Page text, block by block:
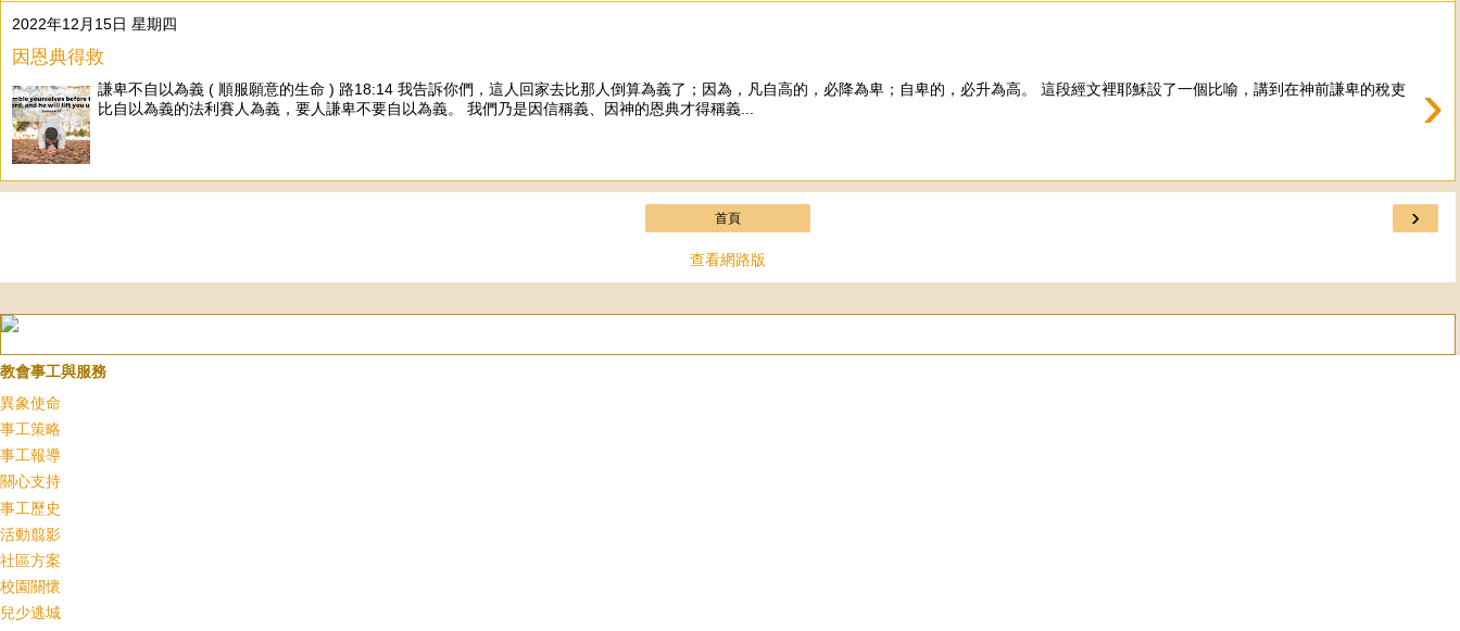
2022年12月15日 星期四
因恩典得救
›
謙卑不自以為義 ( 順服願意的生命 ) 路18:14 我告訴你們，這人回家去比那人倒算為義了；因為，凡自高的，必降為卑；自卑的，必升為高。 這段經文裡耶穌設了一個比喻，講到在神前謙卑的稅吏
比自以為義的法利賽人為義，要人謙卑不要自以為義。 我們乃是因信稱義、因神的恩典才得稱義...
›
首頁
查看網路版
教會事工與服務
異象使命
事工策略
事工報導
關心支持
事工歷史
活動翦影
社區方案
校園關懷
兒少逃城